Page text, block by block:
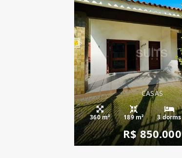
CASAS
360 m² 189 m² 3 dorms
R$ 850.000